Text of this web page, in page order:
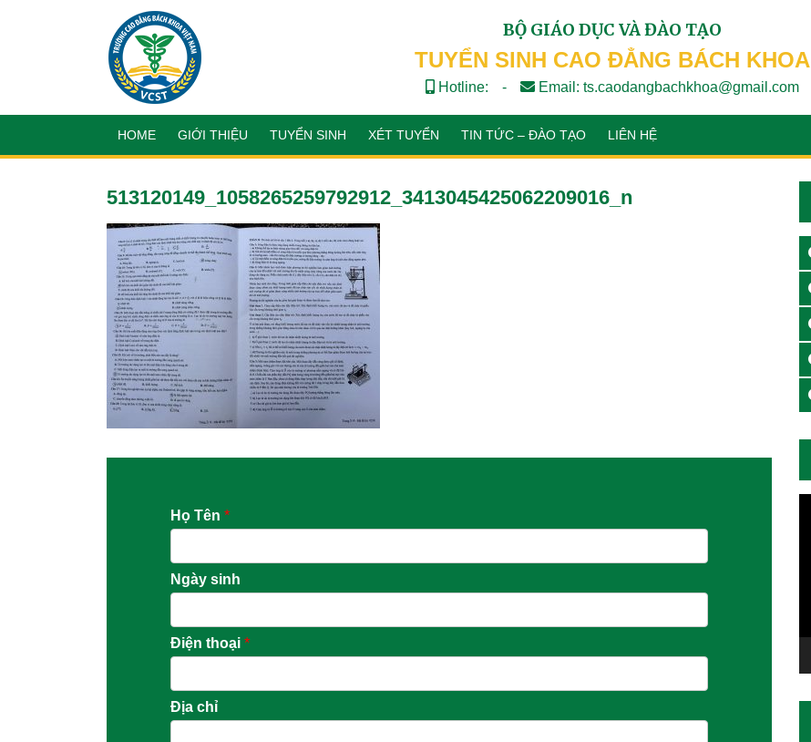
BỘ GIÁO DỤC VÀ ĐÀO TẠO
TUYỂN SINH CAO ĐẲNG BÁCH KHOA
Hotline: - Email: ts.caodangbachkhoa@gmail.com
HOME GIỚI THIỆU TUYỂN SINH XÉT TUYỂN TIN TỨC – ĐÀO TẠO LIÊN HỆ
513120149_1058265259792912_3413045425062209016_n
Họ Tên *
Ngày sinh
Điện thoại *
Địa chỉ